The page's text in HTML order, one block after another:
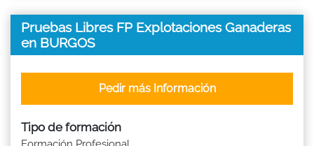
Pruebas Libres FP Explotaciones Ganaderas
en BURGOS
Tipo de formación
Pedir más Información